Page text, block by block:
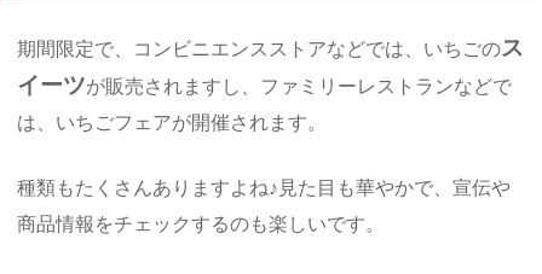
期間限定で、コンビニエンスストアなどでは、いちごのス
イーツが販売されますし、ファミリーレストランなどで
は、いちごフェアが開催されます。
種類もたくさんありますよね♪見た目も華やかで、宣伝や
商品情報をチェックするのも楽しいです。